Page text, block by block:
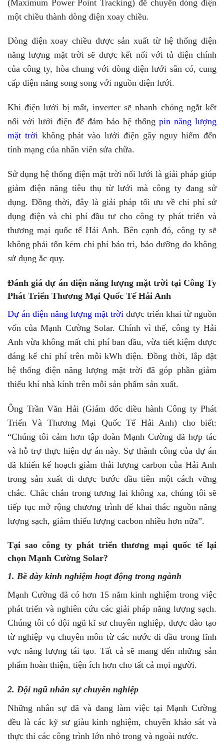
(Maximum Power Point Tracking) để chuyển dòng điện
một chiều thành dòng điện xoay chiều.
Dòng điện xoay chiều được sản xuất từ hệ thống điện
năng lượng mặt trời sẽ được kết nối với tủ điện chính
của công ty, hòa chung với dòng điện lưới sẵn có, cung
cấp điện năng song song với nguồn điện lưới.
Khi điện lưới bị mất, inverter sẽ nhanh chóng ngắt kết
nối với lưới điện để đảm bảo hệ thống pin năng lượng
mặt trời không phát vào lưới điện gây nguy hiểm đến
tính mạng của nhân viên sửa chữa.
Sử dụng hệ thống điện mặt trời nối lưới là giải pháp giúp
giảm điện năng tiêu thụ từ lưới mà công ty đang sử
dụng. Đồng thời, đây là giải pháp tối ưu về chi phí sử
dụng điện và chi phí đầu tư cho công ty phát triển và
thương mại quốc tế Hải Anh. Bên cạnh đó, công ty sẽ
không phải tốn kém chi phí bảo trì, bảo dưỡng do không
sử dụng ắc quy.
Đánh giá dự án điện năng lượng mặt trời tại Công Ty
Phát Triển Thương Mại Quốc Tế Hải Anh
Dự án điện năng lượng mặt trời được triển khai từ nguồn
vốn của Mạnh Cường Solar. Chính vì thế, công ty Hải
Anh vừa không mất chi phí ban đầu, vừa tiết kiệm được
đáng kể chi phí trên mỗi kWh điện. Đồng thời, lắp đặt
hệ thống điện năng lượng mặt trời đã góp phần giảm
thiểu khí nhà kính trên mỗi sản phẩm sản xuất.
Ông Trần Văn Hải (Giám đốc điều hành Công ty Phát
Triển Và Thương Mại Quốc Tế Hải Anh) cho biết:
“Chúng tôi cảm hơn tập đoàn Mạnh Cường đã hợp tác
và hỗ trợ thực hiện dự án này. Sự thành công của dự án
đã khiến kế hoạch giảm thải lượng carbon của Hải Anh
trong sản xuất đi được bước đầu tiên một cách vững
chắc. Chắc chắn trong tương lai không xa, chúng tôi sẽ
tiếp tục mở rộng chương trình để khai thác nguồn năng
lượng sạch, giảm thiểu lượng cacbon nhiều hơn nữa”.
Tại sao công ty phát triển thương mại quốc tế lại
chọn Mạnh Cường Solar?
1. Bề dày kinh nghiệm hoạt động trong ngành
Mạnh Cường đã có hơn 15 năm kinh nghiệm trong việc
phát triển và nghiên cứu các giải pháp năng lượng sạch.
Chúng tôi có đội ngũ kĩ sư chuyên nghiệp, được đào tạo
từ nghiệp vụ chuyên môn từ các nước đi đầu trong lĩnh
vực năng lượng tái tạo. Tất cả sẽ mang đến những sản
phẩm hoàn thiện, tiện ích hơn cho tất cả mọi người.
2. Đội ngũ nhân sự chuyên nghiệp
Những nhân sự đã và đang làm việc tại Mạnh Cường
đều là các kỹ sư giàu kinh nghiệm, chuyên khảo sát và
thực thi các công trình lớn nhỏ trong và ngoài nước.